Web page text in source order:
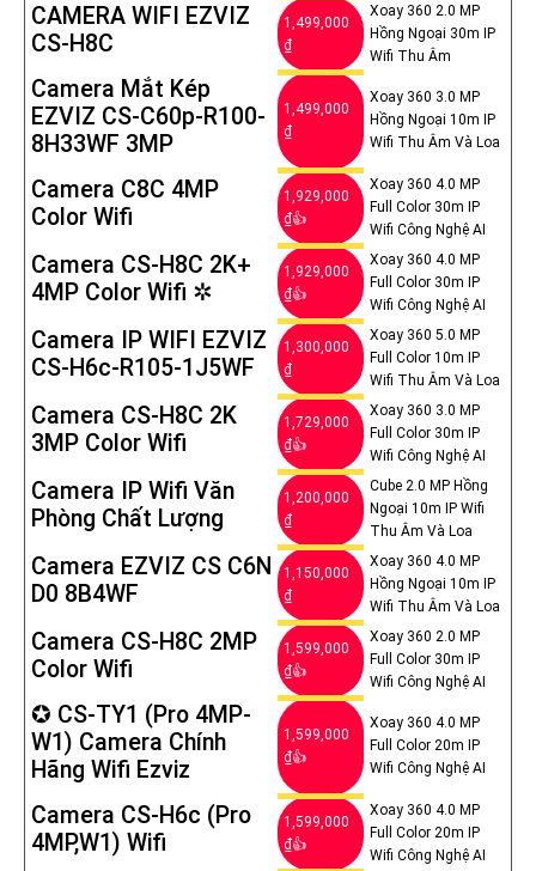
CAMERA WIFI EZVIZ
CS-H8C
1,499,000
₫
Xoay 360 2.0 MP
Hồng Ngoại 30m IP
Wifi Thu Âm
Camera Mắt Kép
EZVIZ CS-C60p-R100-
8H33WF 3MP
1,499,000
₫
Xoay 360 3.0 MP
Hồng Ngoại 10m IP
Wifi Thu Âm Và Loa
Camera C8C 4MP
Color Wifi
1,929,000
₫👍
Xoay 360 4.0 MP
Full Color 30m IP
Wifi Công Nghệ AI
Camera CS-H8C 2K+
4MP Color Wifi ✲
1,929,000
₫👍
Xoay 360 4.0 MP
Full Color 30m IP
Wifi Công Nghệ AI
Camera IP WIFI EZVIZ
CS-H6c-R105-1J5WF
1,300,000
₫
Xoay 360 5.0 MP
Full Color 10m IP
Wifi Thu Âm Và Loa
Camera CS-H8C 2K
3MP Color Wifi
1,729,000
₫👍
Xoay 360 3.0 MP
Full Color 30m IP
Wifi Công Nghệ AI
Camera IP Wifi Văn
Phòng Chất Lượng
1,200,000
₫
Cube 2.0 MP Hồng
Ngoại 10m IP Wifi
Thu Âm Và Loa
Camera EZVIZ CS C6N
D0 8B4WF
1,150,000
₫
Xoay 360 4.0 MP
Hồng Ngoại 10m IP
Wifi Thu Âm Và Loa
Camera CS-H8C 2MP
Color Wifi
1,599,000
₫👍
Xoay 360 2.0 MP
Full Color 30m IP
Wifi Công Nghệ AI
✪ CS-TY1 (Pro 4MP-
W1) Camera Chính
Hãng Wifi Ezviz
1,599,000
₫👍
Xoay 360 4.0 MP
Full Color 20m IP
Wifi Công Nghệ AI
Camera CS-H6c (Pro
4MP,W1) Wifi
1,599,000
₫👍
Xoay 360 4.0 MP
Full Color 20m IP
Wifi Công Nghệ AI